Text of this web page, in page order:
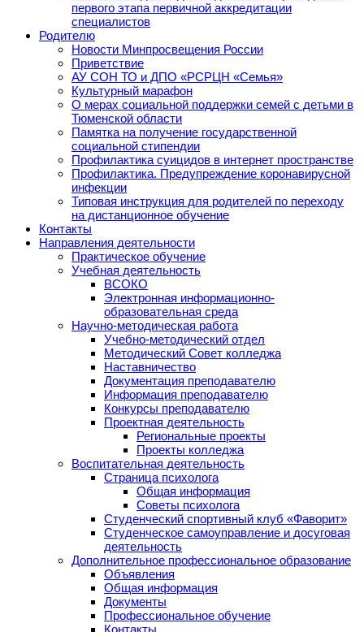
первого этапа первичной аккредитации
специалистов
Родителю
Новости Минпросвещения России
Приветствие
АУ СОН ТО и ДПО «РСРЦН «Семья»
Культурный марафон
О мерах социальной поддержки семей с детьми в
Тюменской области
Памятка на получение государственной
социальной стипендии
Профилактика суицидов в интернет пространстве
Профилактика. Предупреждение коронавирусной
инфекции
Типовая инструкция для родителей по переходу
на дистанционное обучение
Контакты
Направления деятельности
Практическое обучение
Учебная деятельность
ВСОКО
Электронная информационно-
образовательная среда
Научно-методическая работа
Учебно-методический отдел
Методический Совет колледжа
Наставничество
Документация преподавателю
Информация преподавателю
Конкурсы преподавателю
Проектная деятельность
Региональные проекты
Проекты колледжа
Воспитательная деятельность
Страница психолога
Общая информация
Советы психолога
Студенческий спортивный клуб «Фаворит»
Студенческое самоуправление и досуговая
деятельность
Дополнительное профессиональное образование
Объявления
Общая информация
Документы
Профессиональное обучение
Контакты